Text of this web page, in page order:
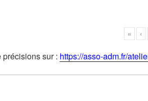
« ‹
précisions sur : https://asso-adm.fr/